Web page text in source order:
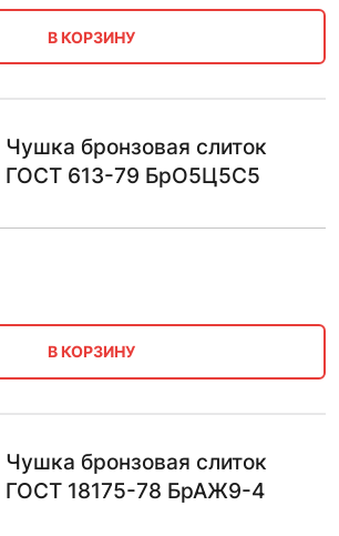
В КОРЗИНУ
Чушка бронзовая слиток
ГОСТ 613-79 БрО5Ц5С5
В КОРЗИНУ
Чушка бронзовая слиток
ГОСТ 18175-78 БрАЖ9-4